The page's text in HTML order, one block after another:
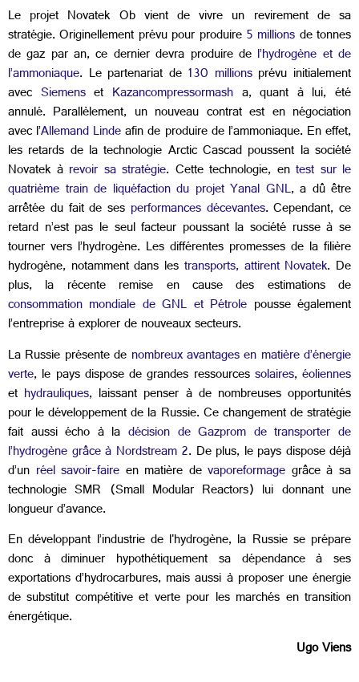
Le projet Novatek Ob vient de vivre un revirement de sa
stratégie. Originellement prévu pour produire5 millionsde tonnes
de gaz par an, ce dernier devra produire de l’hydrogène et de
l’ammoniaque. Le partenariat de 130 millionsprévu initialement
avec Siemenset Kazancompressormasha, quant à lui, été
annulé. Parallèlement, un nouveau contrat est en négociation
avec l’Allemand Lindeafin de produire de l’ammoniaque. En effet,
les retards de la technologie Arctic Cascad poussent la société
Novatek à revoir sa stratégie. Cette technologie, en test sur le
quatrième train de liquéfaction du projet Yanal GNL, a dû être
arrêtée du fait de ses performances décevantes. Cependant, ce
retard n’est pas le seul facteur poussant la société russe à se
tourner vers l’hydrogène. Les différentes promesses de la filière
hydrogène, notamment dans les transports, attirent Novatek. De
plus, la récente remise en cause des estimations de
consommation mondiale de GNL et Pétrole pousse également
l’entreprise à explorer de nouveaux secteurs.
La Russie présente de nombreux avantages en matière d’énergie
verte, le pays dispose de grandes ressourcessolaires,éoliennes
et hydrauliques, laissant penser à de nombreuses opportunités
pour le développement de la Russie. Ce changement de stratégie
fait aussi écho à la décision de Gazprom de transporter de
l’hydrogène grâce à Nordstream 2. De plus, le pays dispose déjà
d’un réel savoir-faire en matière devaporeformage grâce à sa
technologie SMR (Small Modular Reactors) lui donnant une
longueur d’avance.
En développant l’industrie de l'hydrogène, la Russie se prépare
donc à diminuer hypothétiquement sa dépendance à ses
exportations d’hydrocarbures, mais aussi à proposer une énergie
de substitut compétitive et verte pour les marchés en transition
énergétique.
Ugo Viens